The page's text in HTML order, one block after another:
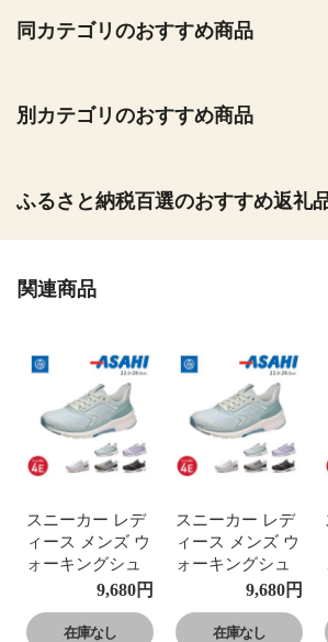
同カテゴリのおすすめ商品
別カテゴリのおすすめ商品
ふるさと納税百選のおすすめ返礼
関連商品
スニーカー レデ
ィース メンズ ウ
ォーキングシュ
ーズ 幅広 反射材
アサヒフットケ
ア 黒 ブラック
9,680円
在庫なし
スニーカー レデ
ィース メンズ ウ
ォーキングシュ
ーズ 幅広 反射材
アサヒフットケ
ア 黒 ブラック
9,680円
在庫なし